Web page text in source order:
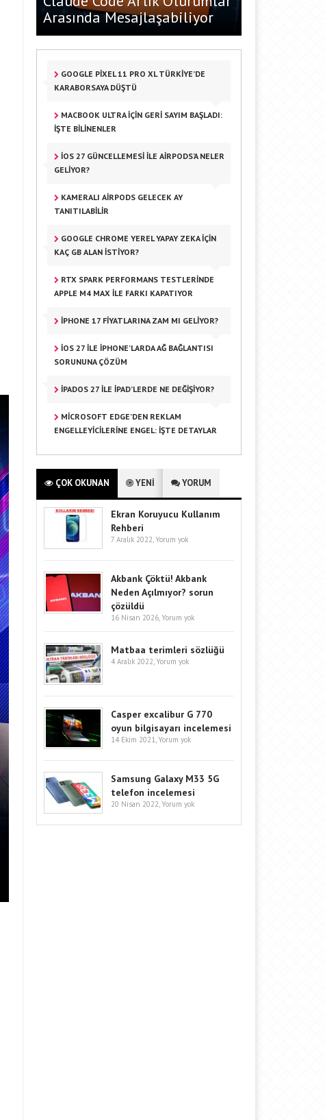
Arasında Mesajlaşabiliyor
GOOGLE PIXEL 11 PRO XL TÜRKIYE’DE
KARABORSAYA DÜŞTÜ
MACBOOK ULTRA IÇIN GERI SAYIM BAŞLADI:
İŞTE BILINENLER
IOS 27 GÜNCELLEMESI ILE AIRPODS’A NELER
GELIYOR?
KAMERALI AIRPODS GELECEK AY
TANITILABILIR
GOOGLE CHROME YEREL YAPAY ZEKA IÇIN
KAÇ GB ALAN İSTIYOR?
RTX SPARK PERFORMANS TESTLERINDE
APPLE M4 MAX ILE FARKI KAPATIYOR
IPHONE 17 FIYATLARINA ZAM MI GELIYOR?
IOS 27 ILE IPHONE’LARDA AĞ BAĞLANTISI
SORUNUNA ÇÖZÜM
IPADOS 27 ILE IPAD’LERDE NE DEĞIŞIYOR?
MICROSOFT EDGE’DEN REKLAM
ENGELLEYICILERINE ENGEL: İŞTE DETAYLAR
ÇOK OKUNAN YENİ YORUM
Ekran Koruyucu Kullanım
Rehberi
7 Aralık 2022, Yorum yok
Akbank Çöktü! Akbank
Neden Açılmıyor? sorun
çözüldü
16 Nisan 2026, Yorum yok
Matbaa terimleri sözlüğü
4 Aralık 2022, Yorum yok
Casper excalibur G 770
oyun bilgisayarı incelemesi
14 Ekim 2021, Yorum yok
Samsung Galaxy M33 5G
telefon incelemesi
20 Nisan 2022, Yorum yok